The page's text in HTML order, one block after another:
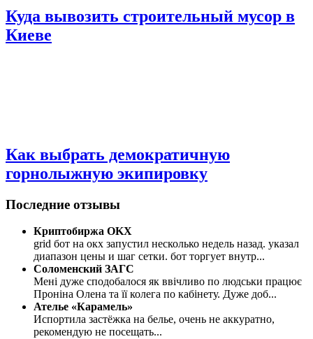
Куда вывозить строительный мусор в
Киеве
Как выбрать демократичную
горнолыжную экипировку
Последние отзывы
Криптобиржа OKX
grid бот на окх запустил несколько недель назад. указал
диапазон цены и шаг сетки. бот торгует внутр...
Соломенский ЗАГС
Мені дуже сподобалося як ввічливо по людськи працює
Проніна Олена та її колега по кабінету. Дуже доб...
Ателье «Карамель»
Испортила застёжка на белье, очень не аккуратно,
рекомендую не посещать...